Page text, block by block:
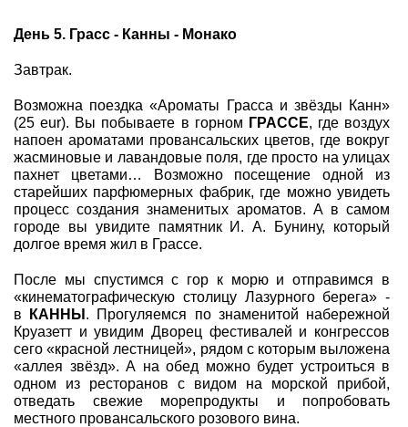
День 5. Грасс - Канны - Монако
Завтрак.
Возможна поездка «Ароматы Грасса и звёзды Канн»
(25 eur). Вы побываете в горном ГРАССЕ, где воздух
напоен ароматами провансальских цветов, где вокруг
жасминовые и лавандовые поля, где просто на улицах
пахнет цветами… Возможно посещение одной из
старейших парфюмерных фабрик, где можно увидеть
процесс создания знаменитых ароматов. А в самом
городе вы увидите памятник И. А. Бунину, который
долгое время жил в Грассе.
После мы спустимся с гор к морю и отправимся в
«кинематографическую столицу Лазурного берега» -
в
КАННЫ . Прогуляемся по знаменитой набережной
Круазетт и увидим Дворец фестивалей и конгрессов
сего «красной лестницей», рядом с которым выложена
«аллея звёзд». А на обед можно будет устроиться в
одном из ресторанов с видом на морской прибой,
отведать свежие морепродукты и попробовать
местного провансальского розового вина.